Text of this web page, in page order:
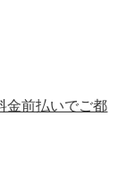
)
前払いでご都